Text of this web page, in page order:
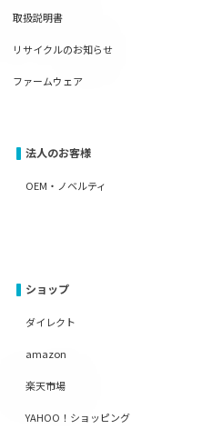
取扱説明書
リサイクルのお知らせ
ファームウェア
法人のお客様
OEM・ノベルティ
ショップ
ダイレクト
amazon
楽天市場
YAHOO！ショッピング